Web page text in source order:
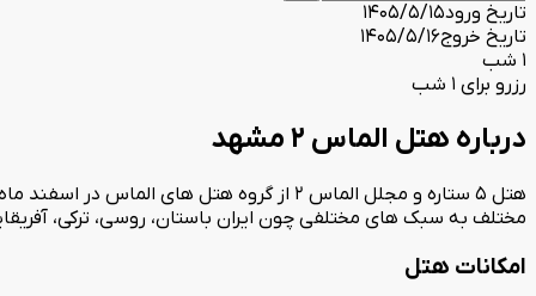
تاریخ ورود1405/5/15
تاریخ خروج1405/5/16
1 شب
رزرو برای 1 شب
درباره هتل الماس 2 مشهد
مختلف به سبک های مختلفی چون ایران باستان، روسی، ترکی،
امکانات هتل